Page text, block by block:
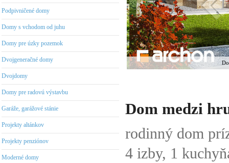
Podpivničené domy
Domy s vchodom od juhu
Domy pre úzky pozemok
Dvojgeneračné domy
Dvojdomy
Domy pre radovú výstavbu
Garáže, garážové stánie
Projekty altánkov
Projekty penziónov
Moderné domy
Dom medzi
rodinný dom
4 izby, 1